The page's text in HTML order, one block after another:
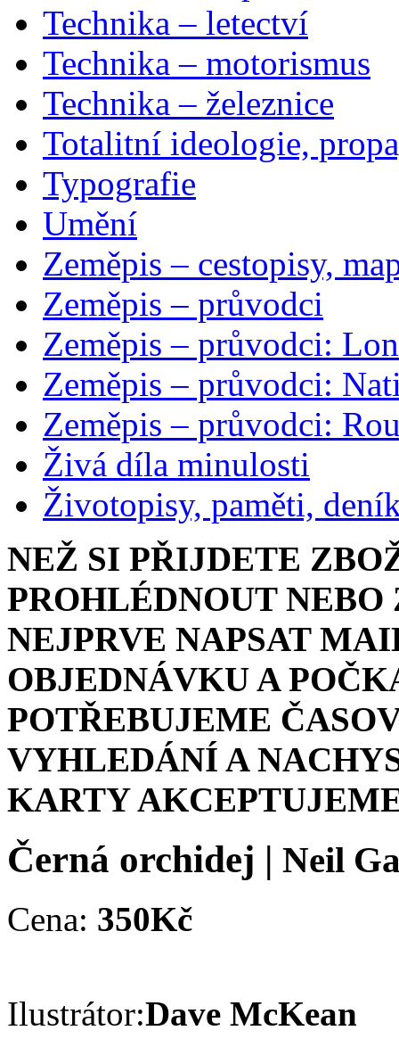
Technika – letectví
Technika – motorismus
Technika – železnice
Totalitní ideologie,
Typografie
Umění
Zeměpis – cestopisy,
Zeměpis – průvodci
Zeměpis – průvodci:
Zeměpis – průvodci:
Zeměpis – průvodci:
Živá díla minulosti
Životopisy, paměti,
NEŽ SI PŘIJDETE
PROHLÉDNOUT
NEJPRVE NAPSAT
OBJEDNÁVKU A
POTŘEBUJEME
VYHLEDÁNÍ A
KARTY
Černá orchidej | Neil
Cena: 350Kč
Ilustrátor:Dave McKean